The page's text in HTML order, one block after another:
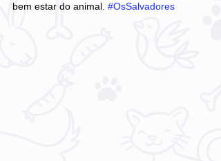
bem estar do animal. #OsSalvadores